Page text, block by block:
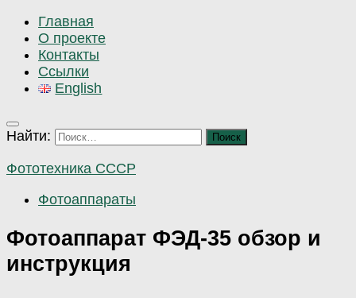
Главная
О проекте
Контакты
Ссылки
English
Найти:
Фототехника СССР
Фотоаппараты
Фотоаппарат ФЭД-35 обзор и
инструкция